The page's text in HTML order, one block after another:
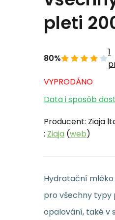
pleti
80%
1
VYPRODÁNO
Data i sposób
Producent: Ziaja
: Ziaja (web)
Hydratační
pro všechny typy
opalování, také v